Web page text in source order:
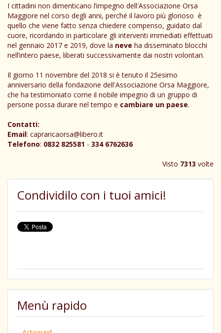
I cittadini non dimenticano l’impegno dell'Associazione Orsa
Maggiore nel corso degli anni, perché il lavoro più glorioso è
quello che viene fatto senza chiedere compenso, guidato dal
cuore, ricordando in particolare gli interventi immediati effettuati
nel gennaio 2017 e 2019, dove la neve ha disseminato blocchi
nell’intero paese, liberati successivamente dai nostri volontari.
Il giorno 11 novembre del 2018 si è tenuto il 25esimo
anniversario della fondazione dell'Associazione Orsa Maggiore,
che ha testimoniato come il nobile impegno di un gruppo di
persone possa durare nel tempo e cambiare un paese.
Contatti:
Email: capraricaorsa@libero.it
Telefono: 0832 825581 - 334 6762636
Visto 7313 volte
Condividilo con i tuoi amici!
Menù rapido